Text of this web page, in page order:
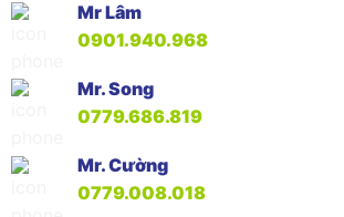
Mr Lâm
0901.940.968
Mr. Song
0779.686.819
Mr. Cường
0779.008.018